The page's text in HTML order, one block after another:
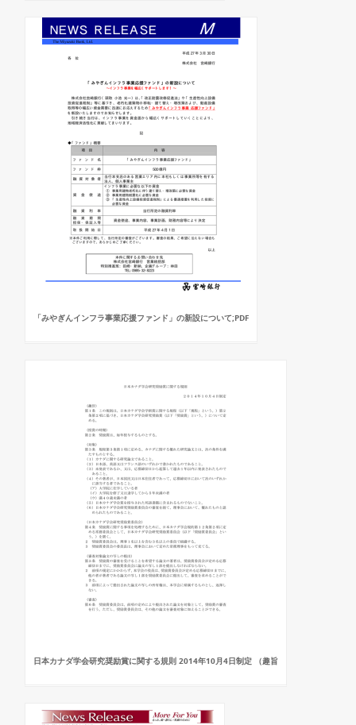
「みやぎんインフラ事業応援ファンド」の新設について;PDF
日本カナダ学会研究奨励賞に関する規則 2014年10月4日制定 （趣旨